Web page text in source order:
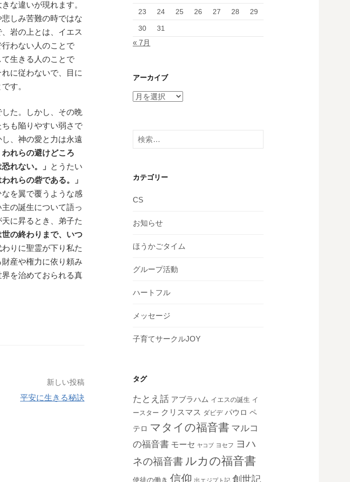
な違いが現れます。
しみ苦難の時ではな
岩の上とは、イエス
わない人のことで
生きる人のことで
に従わないで、目に
す。
た。しかし、その晩
も陥りやすい弱さで
、神の愛と力は永遠
れらの避けどころ
れない。」
とうたい
れらの砦である。」
を翼で覆うような感
の誕生について語っ
に昇るとき、弟子た
の終わりまで、いつ
りに聖霊が下り私た
産や権力に依り頼み
を治めておられる真
新しい投稿
平安に生きる秘訣
23 24 25 26 27 28 29
30 31
« 7月
アーカイブ
ア
イ
ブ
検
索:
カテゴリー
CS
お知らせ
ほうかごタイム
グループ活動
ハートフル
メッセージ
子育てサークルJOY
タグ
たとえ話 アブラハム イエスの誕生 イ
ースター クリスマス ダビデ パウロ ペ
テロ マタイの福音書 マルコ
の福音書 モーセ ヤコブ ヨセフ ヨハ
ネの福音書 ルカの福音書
使徒の働き 信仰 出エジプト記 創世記